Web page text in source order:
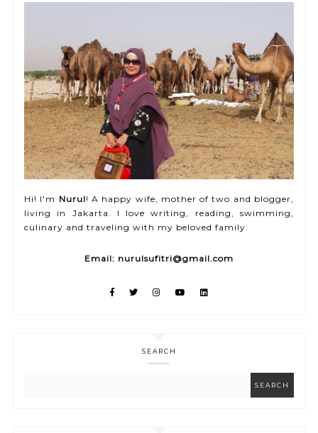
Hi! I'm Nurul! A happy wife, mother of two and blogger,
living in Jakarta. I love writing, reading, swimming,
culinary and traveling with my beloved family.
Email: nurulsufitri@gmail.com
SEARCH